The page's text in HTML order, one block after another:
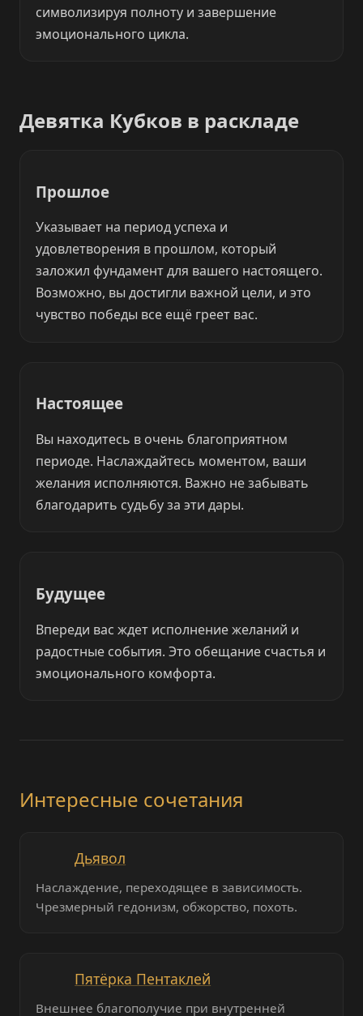
символизируя полноту и завершение
эмоционального цикла.
Девятка Кубков в раскладе
Прошлое
Указывает на период успеха и
удовлетворения в прошлом, который
заложил фундамент для вашего настоящего.
Возможно, вы достигли важной цели, и это
чувство победы все ещё греет вас.
Настоящее
Вы находитесь в очень благоприятном
периоде. Наслаждайтесь моментом, ваши
желания исполняются. Важно не забывать
благодарить судьбу за эти дары.
Будущее
Впереди вас ждет исполнение желаний и
радостные события. Это обещание счастья и
эмоционального комфорта.
Интересные сочетания
Дьявол
Наслаждение, переходящее в зависимость.
Чрезмерный гедонизм, обжорство, похоть.
Пятёрка Пентаклей
Внешнее благополучие при внутренней